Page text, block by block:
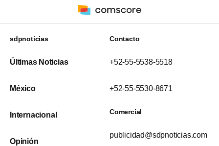
sdpnoticias
Últimas Noticias
México
Internacional
Opinión
Contacto
+52-55-5538-5518
+52-55-5530-8671
Comercial
publicidad@sdpnoticias.com